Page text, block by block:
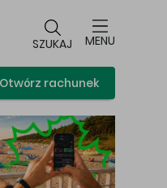
SZUKAJ MENU
Otwórz rachunek